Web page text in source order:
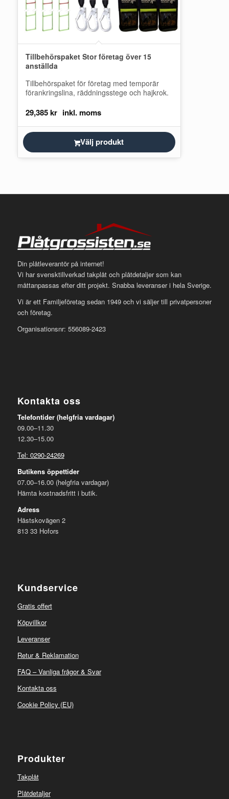
Tillbehörspaket Stor företag över 15
anställda
Tillbehörspaket för företag med temporär
förankringslina, räddningsstege och hajkrok.
29,385kr
Välj produkt
Din plåtleverantör på internet!
Vi har svensktillverkad takplåt och plåtdetaljer som kan
måttanpassas efter ditt projekt. Snabba leveranser i hela Sverige.
Vi är ett Familjeföretag sedan 1949 och vi säljer till privatpersoner
och företag.
Organisationsnr: 556089-2423
Kontakta oss
Telefontider (helgfria vardagar)
09.00–11.30
12.30–15.00
Tel: 0290-24269
Butikens öppettider
07.00–16.00 (helgfria vardagar)
Hämta kostnadsfritt i butik.
Adress
Hästskovägen 2
813 33 Hofors
Kundservice
Gratis offert
Köpvillkor
Leveranser
Retur & Reklamation
FAQ – Vanliga frågor & Svar
Kontakta oss
Cookie Policy (EU)
Produkter
Takplåt
Plåtdetaljer